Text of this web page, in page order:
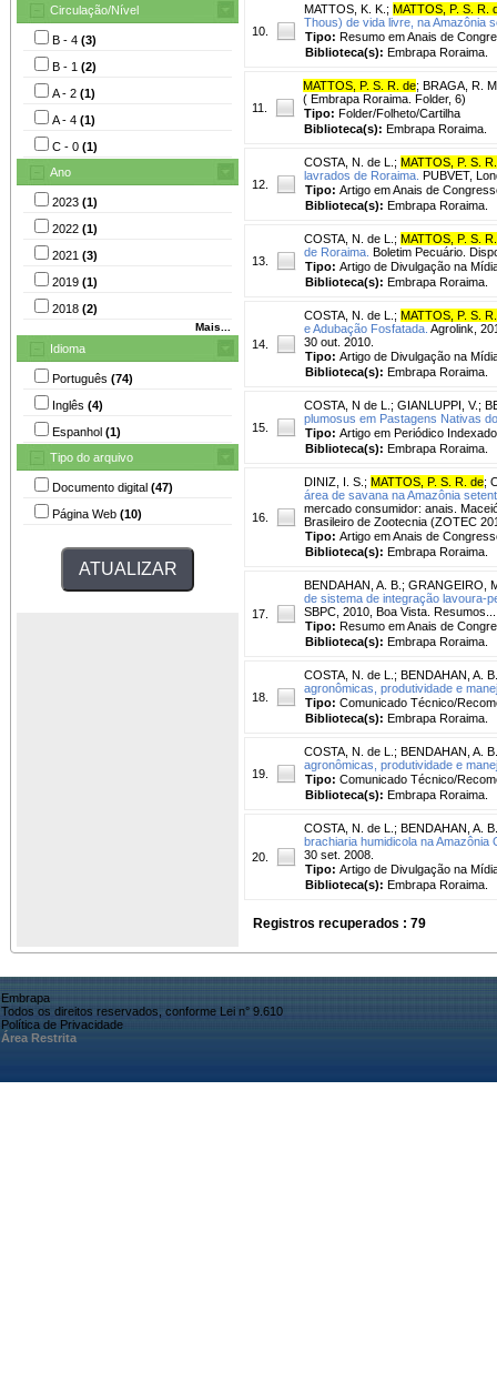
Circulação/Nível
B - 4 (3)
B - 1 (2)
A - 2 (1)
A - 4 (1)
C - 0 (1)
Ano
2023 (1)
2022 (1)
2021 (3)
2019 (1)
2018 (2)
Mais...
Idioma
Português (74)
Inglês (4)
Espanhol (1)
Tipo do arquivo
Documento digital (47)
Página Web (10)
10.
MATTOS, K. K. ; MATTOS, P. S. R.
Thous) de vida livre, na Amazônia
Tipo: Resumo em Anais de
Biblioteca(s): Embrapa Roraima.
11.
MATTOS, P. S. R. de; BRAGA, R.
( Embrapa Roraima. Folder, 6)
Tipo: Folder/Folheto/Cartilha
Biblioteca(s): Embrapa Roraima.
12.
COSTA, N. de L. ; MATTOS, P. S.
lavrados de Roraima. PUBVET,
Tipo: Artigo em Anais de
Biblioteca(s): Embrapa Roraima.
13.
COSTA, N. de L. ; MATTOS, P. S.
de Roraima. Boletim Pecuário.
Tipo: Artigo de Divulgação na
Biblioteca(s): Embrapa Roraima.
14.
COSTA, N. de L. ; MATTOS, P. S.
e Adubação Fosfatada. Agrolink,
30 out. 2010.
Tipo: Artigo de Divulgação na
Biblioteca(s): Embrapa Roraima.
15.
COSTA, N de L. ; GIANLUPPI, V.;
plumosus em Pastagens Nativas
Tipo: Artigo em Periódico Indexado
Biblioteca(s): Embrapa Roraima.
16.
DINIZ, I. S. ; MATTOS, P. S. R. de;
área de savana na Amazônia
mercado consumidor: anais.
Brasileiro de Zootecnia (ZOTEC
Tipo: Artigo em Anais de
Biblioteca(s): Embrapa Roraima.
17.
BENDAHAN, A. B. ; GRANGEIRO,
de sistema de integração lavoura-
SBPC, 2010, Boa Vista.
Tipo: Resumo em Anais de
Biblioteca(s): Embrapa Roraima.
18.
COSTA, N. de L. ; BENDAHAN, A. B.
agronômicas, produtividade e
Tipo: Comunicado Técnico/
Biblioteca(s): Embrapa Roraima.
19.
COSTA, N. de L. ; BENDAHAN, A. B.
agronômicas, produtividade e
Tipo: Comunicado Técnico/
Biblioteca(s): Embrapa Roraima.
20.
COSTA, N. de L. ; BENDAHAN, A. B.
brachiaria humidicola na Amazônia
30 set. 2008.
Tipo: Artigo de Divulgação na
Biblioteca(s): Embrapa Roraima.
Registros recuperados : 79
Embrapa
Todos os direitos reservados, conforme Lei n° 9.610
Política de Privacidade
Área Restrita